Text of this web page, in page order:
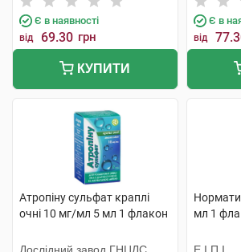
Є в наявності
від 69.30 грн
КУПИТИ
Є в
від
Атропіну сульфат краплі
очні 10 мг/мл 5 мл 1 флакон
мл 1